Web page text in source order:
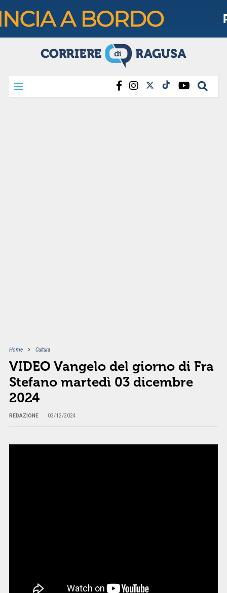
Home Cultura
VIDEO Vangelo del giorno di Fra
Stefano martedì 03 dicembre
2024
REDAZIONE 03/12/2024